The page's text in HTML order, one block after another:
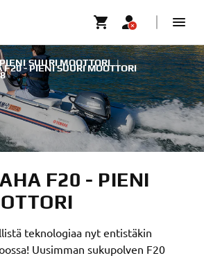
F20 - PIENI SUURI MOOTTORI
SUURI MOOTTORI |
F20 - PIENI
teknologiaa nyt entistäkin
Uusimman sukupolven F20